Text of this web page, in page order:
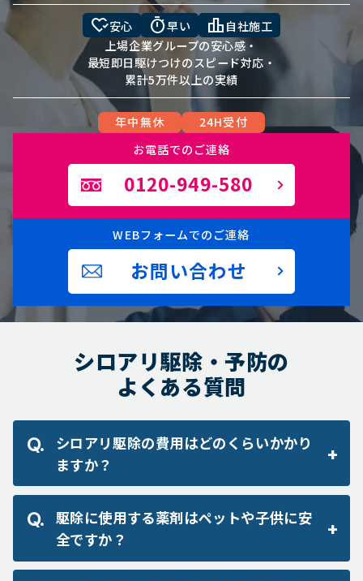
heart_check安心 timer早い leaderboard 自社施工
上場企業グループの安心感・
最短即日駆けつけのスピード対応・
累計5万件以上の実績
年中無休
24H受付
お電話でのご連絡
0120-949-580
WEBフォームでのご連絡
お問い合わせ
シロアリ駆除・予防の
よくある質問
シロアリ駆除の費用はどのくらいかかり
ますか？
駆除に使用する薬剤はペットや子供に安
全ですか？